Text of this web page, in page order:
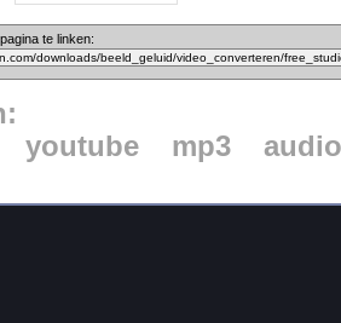
te linken:
youtube mp3 audio